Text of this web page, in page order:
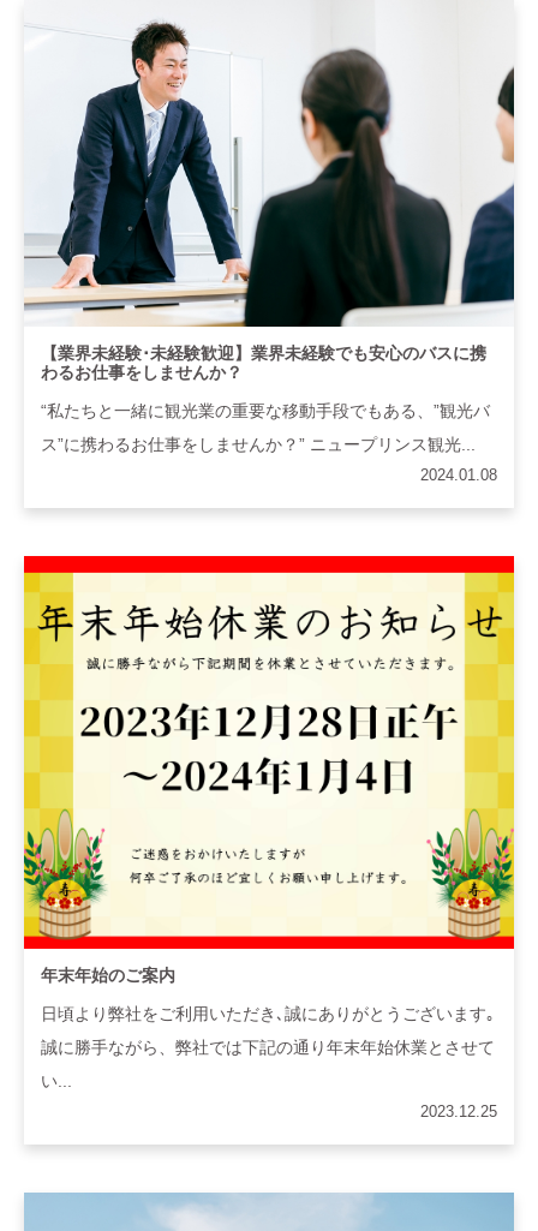
【業界未経験･未経験歓迎】業界未経験でも安心のバスに携
わるお仕事をしませんか？
“私たちと一緒に観光業の重要な移動手段でもある、”観光バ
ス”に携わるお仕事をしませんか？” ニュープリンス観光...
2024.01.08
年末年始のご案内
日頃より弊社をご利用いただき､誠にありがとうございます｡
誠に勝手ながら、弊社では下記の通り年末年始休業とさせて
い...
2023.12.25